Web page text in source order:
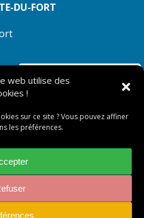
web utilise des
!
sur ce site ? Vous pouvez affiner
les préférences.
DU-FORT
NOUS CONTACTER
légales
des cookies